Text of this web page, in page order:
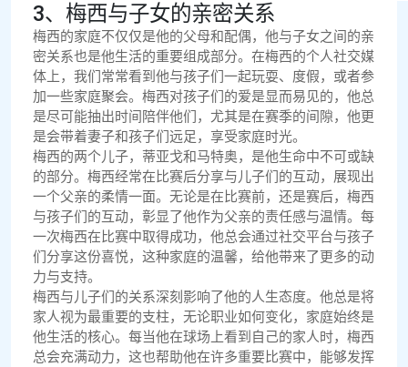
3、梅西与子女的亲密关系
梅西的家庭不仅仅是他的父母和配偶，他与子女之间的亲
密关系也是他生活的重要组成部分。在梅西的个人社交媒
体上，我们常常看到他与孩子们一起玩耍、度假，或者参
加一些家庭聚会。梅西对孩子们的爱是显而易见的，他总
是尽可能抽出时间陪伴他们，尤其是在赛季的间隙，他更
是会带着妻子和孩子们远足，享受家庭时光。
梅西的两个儿子，蒂亚戈和马特奥，是他生命中不可或缺
的部分。梅西经常在比赛后分享与儿子们的互动，展现出
一个父亲的柔情一面。无论是在比赛前，还是赛后，梅西
与孩子们的互动，彰显了他作为父亲的责任感与温情。每
一次梅西在比赛中取得成功，他总会通过社交平台与孩子
们分享这份喜悦，这种家庭的温馨，给他带来了更多的动
力与支持。
梅西与儿子们的关系深刻影响了他的人生态度。他总是将
家人视为最重要的支柱，无论职业如何变化，家庭始终是
他生活的核心。每当他在球场上看到自己的家人时，梅西
总会充满动力，这也帮助他在许多重要比赛中，能够发挥